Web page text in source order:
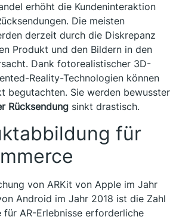
erhöht die Kundeninteraktion
Die meisten
derzeit durch die Diskrepanz
Produkt und den Bildern in den
Dank fotorealistischer 3D-
Reality-Technologien können
begutachten. Sie werden bewusster
Rücksendung sinkt drastisch.
für
von ARKit von Apple im Jahr
Android im Jahr 2018 ist die Zahl
für AR-Erlebnisse erforderliche